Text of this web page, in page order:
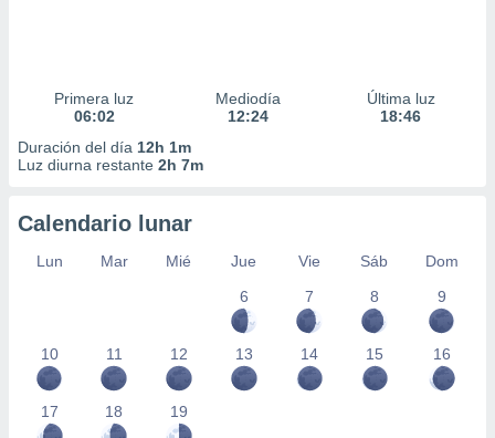
Primera luz
06:02
Mediodía
12:24
Última luz
18:46
Duración del día 12h 1m
Luz diurna restante 2h 7m
Calendario lunar
Lun Mar Mié Jue Vie Sáb
Dom
6
7 8 9
10 11 12 13 14 15 16
17 18 19